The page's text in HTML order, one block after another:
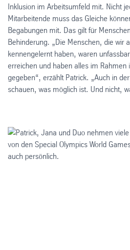
Inklusion im Arbeitsumfeld mit. Nicht
Mitarbeitende muss das Gleiche
Begabungen mit. Das gilt für
Behinderung. „Die Menschen, die wir
kennengelernt haben, waren
erreichen und haben alles im Rahmen
gegeben“, erzählt Patrick. „Auch in
schauen, was möglich ist. Und nicht,